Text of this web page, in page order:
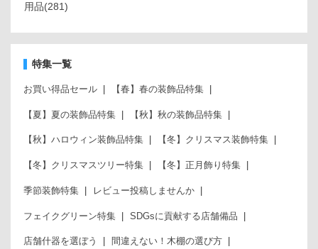
用品(281)
特集一覧
お買い得品セール 【春】春の装飾品特集
【夏】夏の装飾品特集 【秋】秋の装飾品特集
【秋】ハロウィン装飾品特集 【冬】クリスマス装飾特集
【冬】クリスマスツリー特集 【冬】正月飾り特集
季節装飾特集 レビュー投稿しませんか
フェイクグリーン特集 SDGsに貢献する店舗備品
店舗什器を選ぼう 間違えない！木棚の選び方